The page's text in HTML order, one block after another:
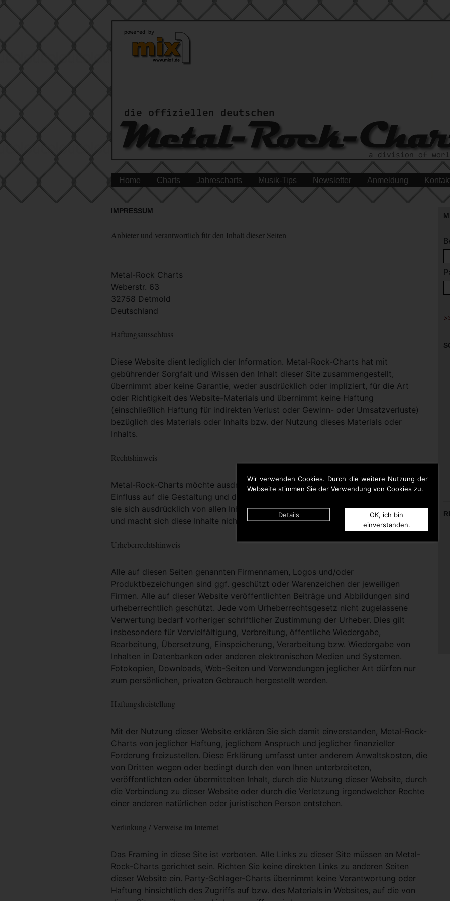
Wir verwenden Cookies. Durch die weitere Nutzung der
Webseite stimmen Sie der Verwendung von Cookies zu.
Details
OK, ich bin
einverstanden.
Home Charts Jahrescharts Musik-Tips Newsletter Anmeldung
IMPRESSUM
Anbieter und verantwortlich für den Inhalt dieser Seiten
Metal-Rock Charts
Weberstr. 63
32758 Detmold
Deutschland
Haftungsausschluss
Diese Website dient lediglich der Information. Metal-Rock-Charts hat mit
gebührender Sorgfalt und Wissen den Inhalt dieser Site zusammengestellt,
übernimmt aber keine Garantie, weder ausdrücklich oder impliziert, für die Art
oder Richtigkeit des Website-Materials und übernimmt keine Haftung
(einschließlich Haftung für indirekten Verlust oder Gewinn- oder Umsatzverluste)
bezüglich des Materials oder Inhalts bzw. der Nutzung dieses Materials oder
Inhalts.
Rechtshinweis
Metal-Rock-Charts möchte ausdrücklich darauf hinweisen, dass sie keinerlei
Einfluss auf die Gestaltung und die Inhalte gelinkter Seiten hat. Deshalb distanziert
sie sich ausdrücklich von allen Inhalten aller gelinkten Seiten auf dieser Homepage
und macht sich diese Inhalte nicht zu Eigen.
Urheberrechtshinweis
Alle auf diesen Seiten genannten Firmennamen, Logos und/oder
Produktbezeichungen sind ggf. geschützt oder Warenzeichen der jeweiligen
Firmen. Alle auf dieser Website veröffentlichten Beiträge und Abbildungen sind
urheberrechtlich geschützt. Jede vom Urheberrechtsgesetz nicht zugelassene
Verwertung bedarf vorheriger schriftlicher Zustimmung der Urheber. Dies gilt
insbesondere für Vervielfältigung, Verbreitung, öffentliche Wiedergabe,
Bearbeitung, Übersetzung, Einspeicherung, Verarbeitung bzw. Wiedergabe von
Inhalten in Datenbanken oder anderen elektronischen Medien und Systemen.
Fotokopien, Downloads, Web-Seiten und Verwendungen jeglicher Art dürfen nur
zum persönlichen, privaten Gebrauch hergestellt werden.
Haftungsfreistellung
Mit der Nutzung dieser Website erklären Sie sich damit einverstanden, Metal-Rock-
Charts von jeglicher Haftung, jeglichem Anspruch und jeglicher finanzieller
Forderung freizustellen. Diese Erklärung umfasst unter anderem Anwaltskosten, die
von Dritten wegen oder bedingt durch den von Ihnen unterbreiteten,
veröffentlichten oder übermittelten Inhalt, durch die Nutzung dieser Website, durch
die Verbindung zu dieser Website oder durch die Verletzung irgendwelcher Rechte
einer anderen natürlichen oder juristischen Person entstehen.
Verlinkung / Verweise im Internet
Das Framing in diese Site ist verboten. Alle Links zu dieser Site müssen an Metal-
Rock-Charts gerichtet sein. Richten Sie keine direkten Links zu anderen Seiten
dieser Website ein. Party-Schlager-Charts übernimmt keine Verantwortung oder
Haftung hinsichtlich des Zugriffs auf bzw. des Materials in Websites, auf die von